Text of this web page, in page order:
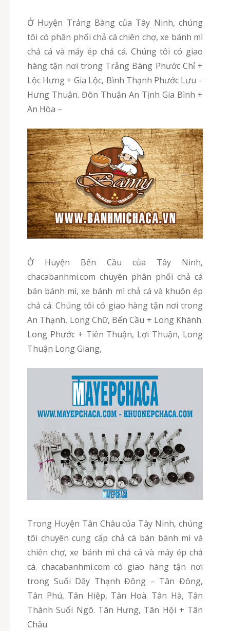
Ở Huyện Trảng Bàng của Tây Ninh, chúng
tôi có phân phối chả cá chiên chợ, xe bánh mì
chả cá và máy ép chả cá. Chúng tôi có giao
hàng tận nơi trong Trảng Bàng Phước Chỉ +
Lộc Hưng + Gia Lộc, Bình Thạnh Phước Lưu –
Hưng Thuận. Đôn Thuận An Tịnh Gia Bình +
An Hòa –
Ở Huyện Bến Cầu của Tây Ninh,
chacabanhmi.com chuyên phân phối chả cá
bán bánh mì, xe bánh mì chả cá và khuôn ép
chả cá. Chúng tôi có giao hàng tận nơi trong
An Thạnh, Long Chữ, Bến Cầu + Long Khánh.
Long Phước + Tiên Thuận, Lợi Thuận, Long
Thuận Long Giang,
Trong Huyện Tân Châu của Tây Ninh, chúng
tôi chuyên cung cấp chả cá bán bánh mì và
chiên chợ, xe bánh mì chả cá và máy ép chả
cá. chacabanhmi.com có giao hàng tận nơi
trong Suối Dây Thạnh Đông – Tân Đông,
Tân Phú, Tân Hiệp, Tân Hoà. Tân Hà, Tân
Thành Suối Ngô. Tân Hưng, Tân Hội + Tân
Châu